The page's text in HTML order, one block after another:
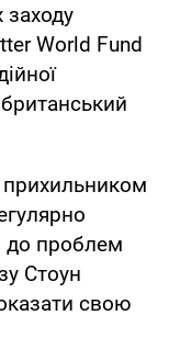
заходу
World Fund
до проблем
Стоун
свою